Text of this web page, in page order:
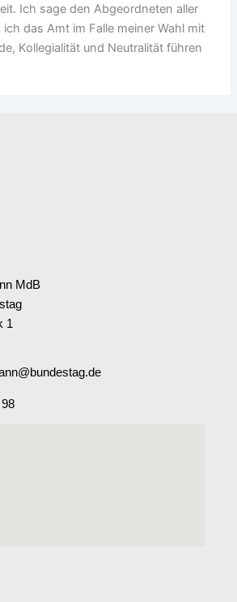
Ich sage den Abgeordneten aller
das Amt im Falle meiner Wahl mit
Kollegialität und Neutralität führen
MdB
1